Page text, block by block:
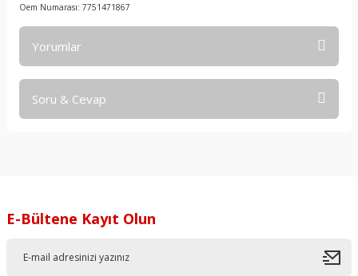
Oem Numarası: 7751471867
Yorumlar
Soru & Cevap
E-Bültene Kayıt Olun